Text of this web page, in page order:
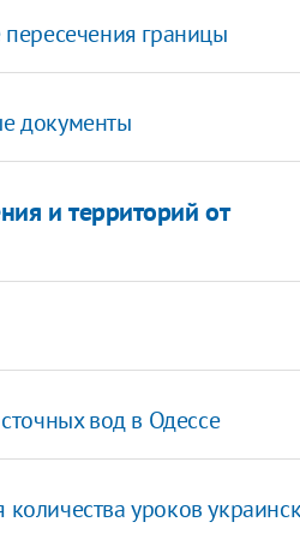
границы
документы
и территорий от
вод в Одессе
уроков